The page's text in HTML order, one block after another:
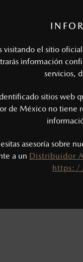
visitando el sitio
información
servicios,
sitios web
de México no tiene
asesoría sobre
a un Distribuidor
UN VENDEDOR